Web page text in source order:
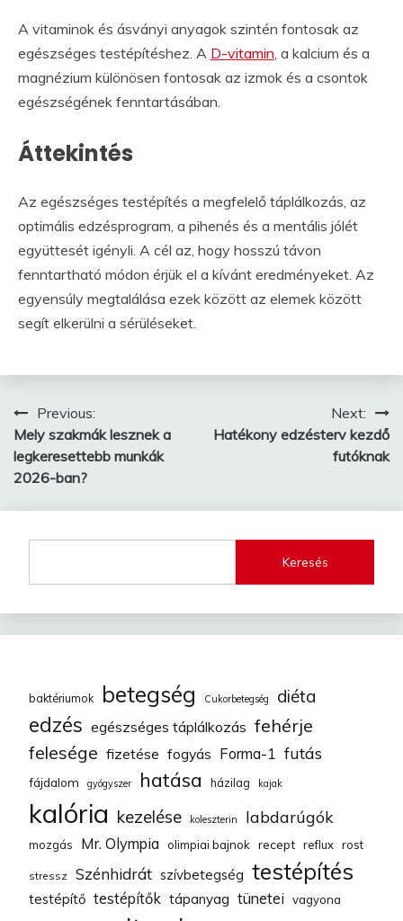
A vitaminok és ásványi anyagok szintén fontosak az
egészséges testépítéshez. A D-vitamin, a kalcium és a
magnézium különösen fontosak az izmok és a csontok
egészségének fenntartásában.
Áttekintés
Az egészséges testépítés a megfelelő táplálkozás, az
optimális edzésprogram, a pihenés és a mentális jólét
együttesét igényli. A cél az, hogy hosszú távon
fenntartható módon érjük el a kívánt eredményeket. Az
egyensúly megtalálása ezek között az elemek között
segít elkerülni a sérüléseket.
Bejegyzés
navigáció
Previous:
Mely szakmák lesznek a
legkeresettebb munkák
2026-ban?
Next:
Hatékony edzésterv kezdő
futóknak
Keresés
baktériumok betegség Cukorbetegség diéta
edzés egészséges táplálkozás fehérje
felesége fizetése fogyás Forma-1 futás
fájdalom gyógyszer hatása házilag kajak
kalória kezelése koleszterin labdarúgók
mozgás Mr. Olympia olimpiai bajnok recept reflux rost
stressz Szénhidrát szívbetegség testépítés
testépítő testépítők tápanyag tünetei vagyona